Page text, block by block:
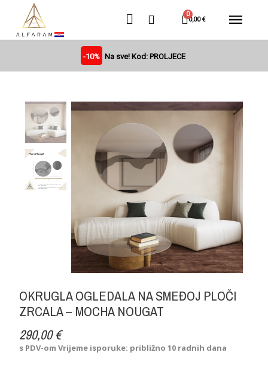
0,00 €
-10% Na sve! Kod: PROLJECE
OKRUGLA OGLEDALA NA SMEĐOJ PLOČI
ZRCALA – MOCHA NOUGAT
290,00 €
s PDV-omVrijeme isporuke: približno 10 radnih dana